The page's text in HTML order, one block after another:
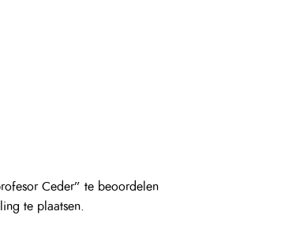
Ceder” te beoordelen
te plaatsen.